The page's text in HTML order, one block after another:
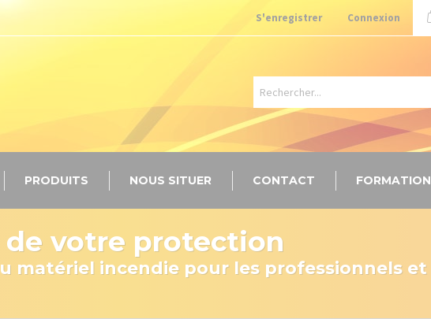
S'enregistrer Connexion
PRODUITS NOUS SITUER CONTACT FORMATION
votre protection
matériel incendie pour les professionnels et